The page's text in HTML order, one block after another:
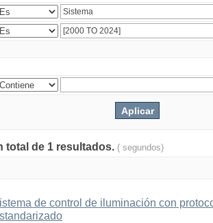
total de 1 resultados. ( segundos)
de control de iluminación con